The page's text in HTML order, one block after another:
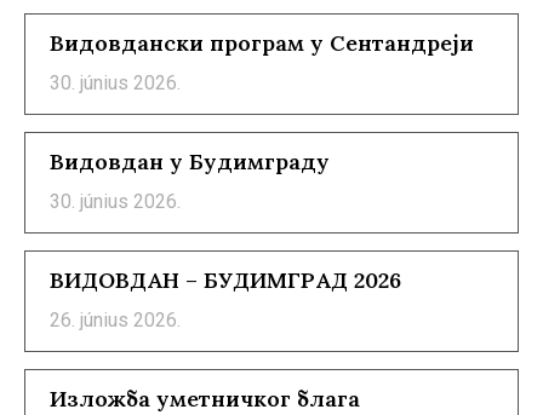
Видовдански програм у Сентандреји
30. június 2026.
Видовдан у Будимграду
30. június 2026.
ВИДОВДАН – БУДИМГРАД 2026
26. június 2026.
Изложба уметничког блага